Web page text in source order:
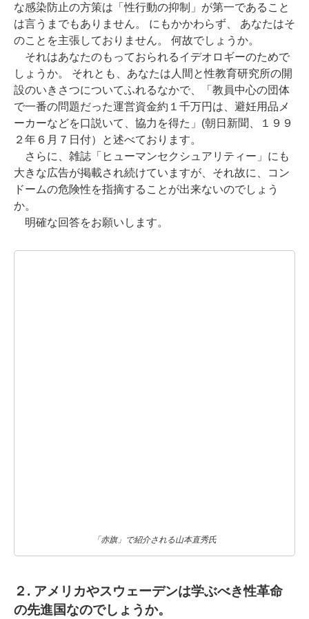
な感染防止の方策は「性行動の抑制」が第一であること
は言うまでもありません。 にもかかわらず、 あなたはそ
のことを主張しておりません。 何故でしょうか。
それはあなたのもっておられるイデオロギーのためで
しょうか。 それとも、あなたは人間と性教育研究所の開
設のいきさつについてふれるなかで、「教員中心の団体
で一番の問題だった運営資金約１千万円は、避妊用品メ
ーカーなどを口説いて、協力を得た」(朝日新聞、１９９
２年６月７日付）と述べております。
さらに、雑誌「ヒューマンセクシュアリティー」にも
大きな広告が掲載され続けていますが、それ故に、コン
ドームの危険性を指摘することが出来ないのでしょう
か。
明確な回答をお願いします。
「赤旗」で紹介される山本直秀氏
２. アメリカやスウェーデンは学ぶべき性革命
の先進国なのでしょうか。